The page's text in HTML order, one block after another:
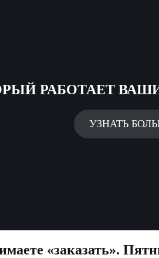
РАБОТАЕТ
УЗНАТЬ
«заказать».